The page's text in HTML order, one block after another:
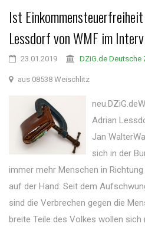
Ist
Lessdorf von WMF im
23.01.2019 DZiG.de Deutsche
aus 08538 Weischlitz
Adrian
Jan
sich in der
immer mehr Menschen in
auf der Hand: Seit dem
sind die Verbrechen gegen die
breite Teile des Volkes wollen sich